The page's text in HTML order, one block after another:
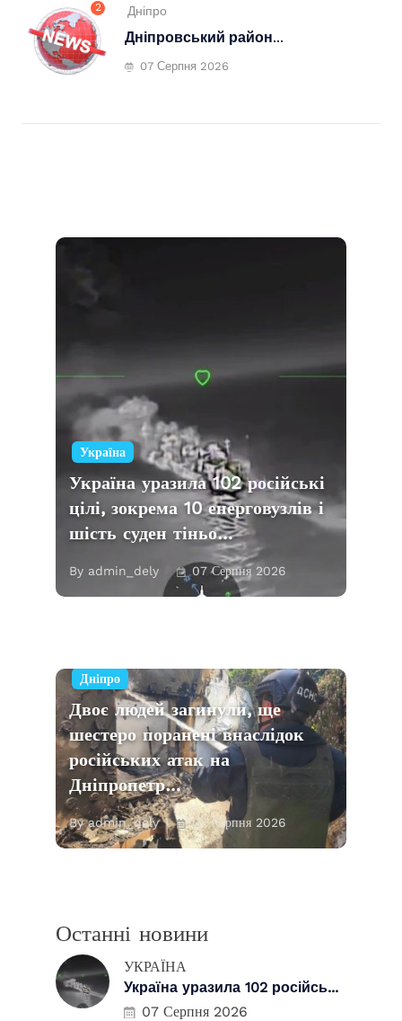
2 Дніпро
Дніпровський район...
07 Серпня 2026
Україна
Україна уразила 102 російські
цілі, зокрема 10 енерговузлів і
шість суден тіньо…
By admin_dely 07 Серпня 2026
Дніпро
Двоє людей загинули, ще
шестеро поранені внаслідок
російських атак на
Дніпропетр…
By admin_dely 07 Серпня 2026
Останні новини
УКРАЇНА
Україна уразила 102 російсь...
07 Серпня 2026